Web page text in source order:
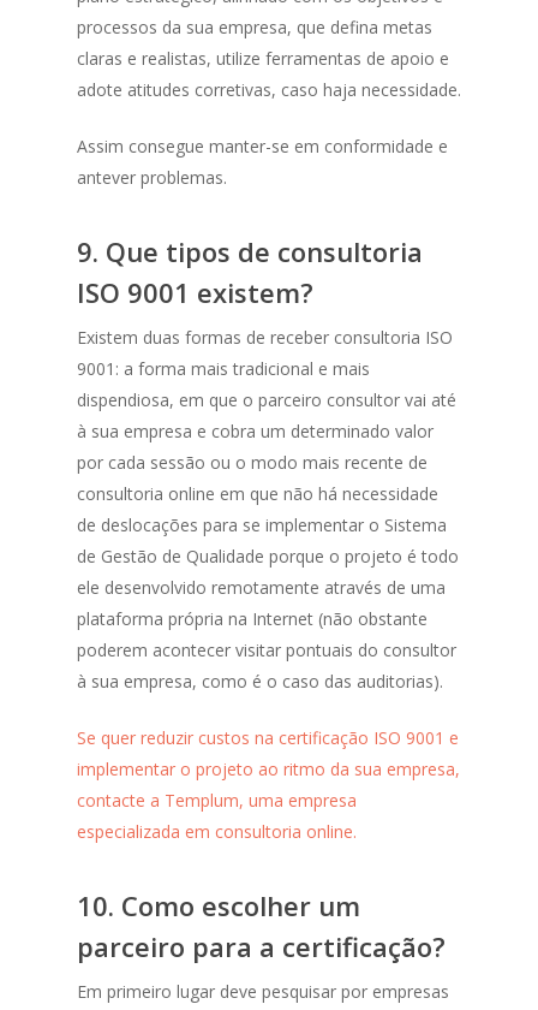
processos da sua empresa, que defina metas
claras e realistas, utilize ferramentas de apoio e
adote atitudes corretivas, caso haja necessidade.
Assim consegue manter-se em conformidade e
antever problemas.
9. Que tipos de consultoria
ISO 9001 existem?
Existem duas formas de receber consultoria ISO
9001: a forma mais tradicional e mais
dispendiosa, em que o parceiro consultor vai até
à sua empresa e cobra um determinado valor
por cada sessão ou o modo mais recente de
consultoria online em que não há necessidade
de deslocações para se implementar o Sistema
de Gestão de Qualidade porque o projeto é todo
ele desenvolvido remotamente através de uma
plataforma própria na Internet (não obstante
poderem acontecer visitar pontuais do consultor
à sua empresa, como é o caso das auditorias).
Se quer reduzir custos na certificação ISO 9001 e
implementar o projeto ao ritmo da sua empresa,
contacte a Templum, uma empresa
especializada em consultoria online.
10. Como escolher um
parceiro para a certificação?
Em primeiro lugar deve pesquisar por empresas